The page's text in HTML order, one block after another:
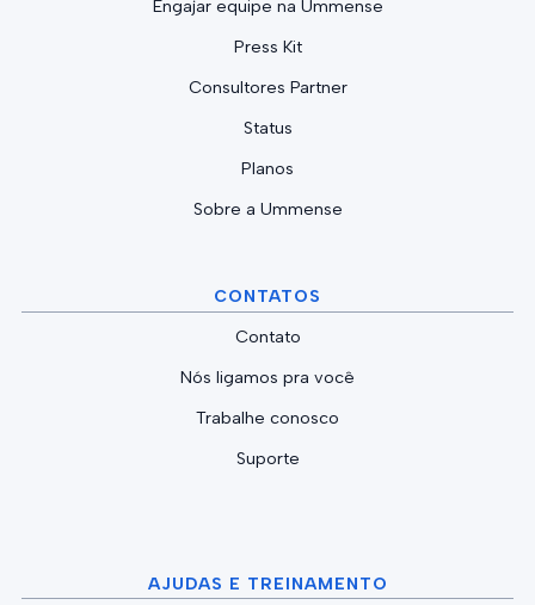
Engajar equipe na Ummense
Press Kit
Consultores Partner
Status
Planos
Sobre a Ummense
CONTATOS
Contato
Nós ligamos pra você
Trabalhe conosco
Suporte
AJUDAS E TREINAMENTO